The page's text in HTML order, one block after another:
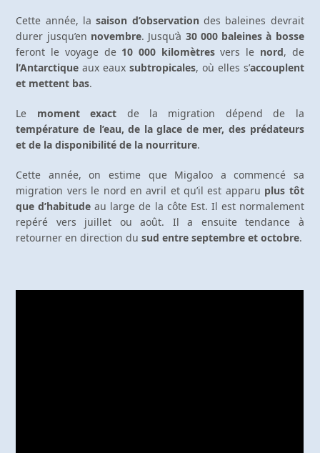
Cette année, la saison d’observation des baleines devrait
durer jusqu’en novembre. Jusqu’à 30 000 baleines à bosse
feront le voyage de 10 000 kilomètresvers le nord, de
l’Antarctique aux eaux subtropicales, où elles s’accouplent
et mettent bas.
Le moment exact de la migration dépend de la
température de l’eau, de la glace de mer, des prédateurs
et de la disponibilité de la nourriture.
Cette année, on estime que Migaloo a commencé sa
migration vers le nord en avril et qu’il est apparu plus tôt
que d’habitude au large de la côte Est. Il est normalement
repéré vers juillet ou août. Il a ensuite tendance à
retourner en direction du sud entre septembre et octobre.